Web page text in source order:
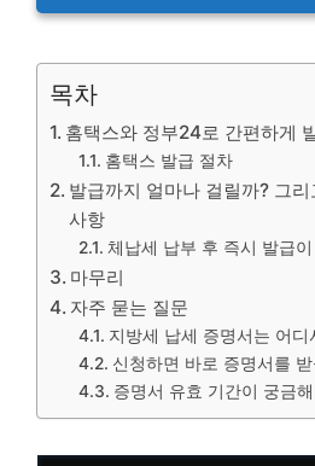
목차
홈택스와 정부24로 간편하게
홈택스 발급 절차
발급까지 얼마나 걸릴까? 그
사항
체납세 납부 후 즉시 발급
마무리
자주 묻는 질문
지방세 납세 증명서는 어
신청하면 바로 증명서를
증명서 유효 기간이 궁금